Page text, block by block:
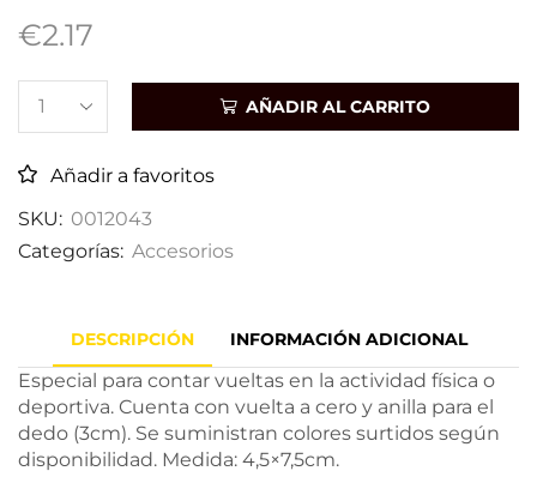
€2.17
AÑADIR AL CARRITO
Añadir a favoritos
SKU: 0012043
Categorías: Accesorios
DESCRIPCIÓN INFORMACIÓN ADICIONAL
Especial para contar vueltas en la actividad física o
deportiva. Cuenta con vuelta a cero y anilla para el
dedo (3cm). Se suministran colores surtidos según
disponibilidad. Medida: 4,5×7,5cm.